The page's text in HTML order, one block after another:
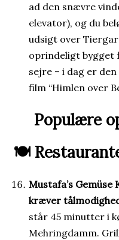
ad den snævre
elevator), og du
udsigt over
oprindeligt bygget
sejre – i dag er
film “Himlen over
Populære
🍽️
Mustafa’s
kræver
står 45 minutter i
Mehringdamm.